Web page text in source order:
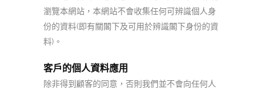
瀏覽本網站，本網站不會收集任何可辨識個人身
份的資料(即有關閣下及可用於辨識閣下身份的資
料) 。
客戶的個人資料應用
除非得到顧客的同意 ， 否則我們並不會向任何人